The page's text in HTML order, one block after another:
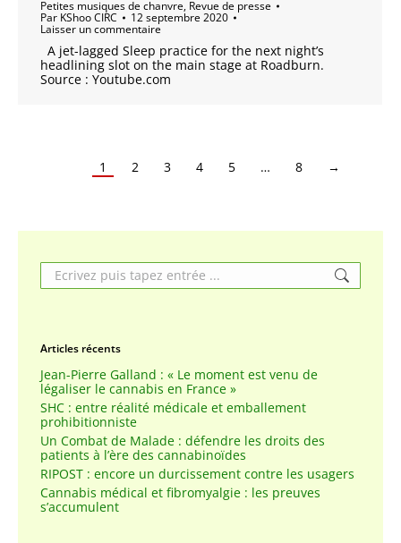
Petites musiques de chanvre, Revue de presse
Par KShoo CIRC 12 septembre 2020
Laisser un commentaire
A jet-lagged Sleep practice for the next night’s
headlining slot on the main stage at Roadburn.
Source : Youtube.com
1 2 3 4 5 … 8 →
Search:
Articles récents
Jean-Pierre Galland : « Le moment est venu de
légaliser le cannabis en France »
SHC : entre réalité médicale et emballement
prohibitionniste
Un Combat de Malade : défendre les droits des
patients à l’ère des cannabinoïdes
RIPOST : encore un durcissement contre les usagers
Cannabis médical et fibromyalgie : les preuves
s’accumulent